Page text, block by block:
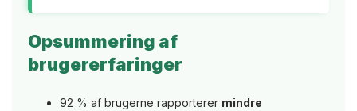
Opsummering af
brugererfaringer
92 % af brugerne rapporterer mindre